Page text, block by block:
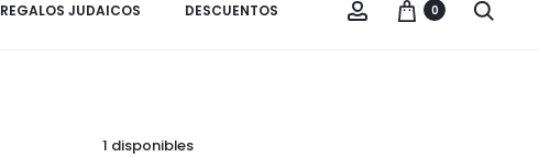
REGALOS JUDAICOS DESCUENTOS 0
$24.000
1 disponibles